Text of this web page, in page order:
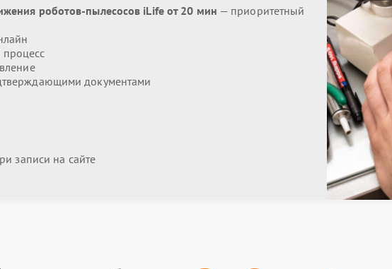
роботов-пылесосов iLife от 20 мин — приоритетный
документами
записи на сайте